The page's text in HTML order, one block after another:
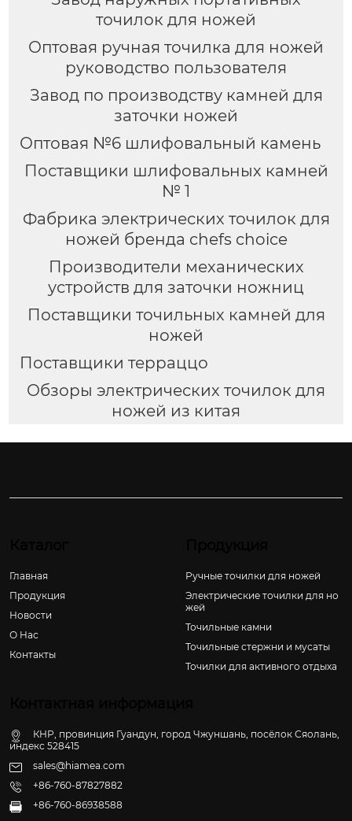
точилок для ножей
Оптовая ручная точилка для ножей
руководство пользователя
Завод по производству камней для
заточки ножей
Оптовая №6 шлифовальный камень
Поставщики шлифовальных камней
№ 1
Фабрика электрических точилок для
ножей бренда chefs choice
Производители механических
устройств для заточки ножниц
Поставщики точильных камней для
ножей
Поставщики терраццо
Обзоры электрических точилок для
ножей из китая
Главная
Продукция
Новости
О Hас
Контакты
Ручные точилки для ножей
Электрические точилки для но
жей
Точильные камни
Точильные стержни и мусаты
Точилки для активного отдыха
КНР, провинция Гуандун, город Чжуншань, посёлок Сяолань,
индекс 528415
sales@hiamea.com
+86-760-87827882
 +86-760-86938588